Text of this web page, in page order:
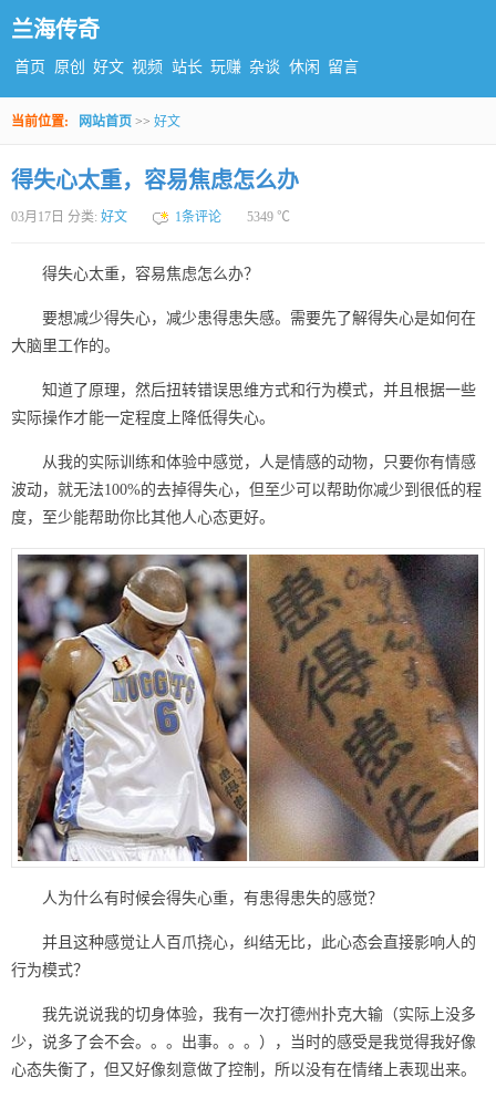
兰海传奇
首页 原创 好文 视频 站长 玩赚 杂谈 休闲 留言
当前位置: 网站首页 >> 好文
得失心太重，容易焦虑怎么办
03月17日 分类: 好文 1条评论 5349 ℃
得失心太重，容易焦虑怎么办？
要想减少得失心，减少患得患失感。需要先了解得失心是如何在
大脑里工作的。
知道了原理，然后扭转错误思维方式和行为模式，并且根据一些
实际操作才能一定程度上降低得失心。
从我的实际训练和体验中感觉，人是情感的动物，只要你有情感
波动，就无法100%的去掉得失心，但至少可以帮助你减少到很低的程
度，至少能帮助你比其他人心态更好。
人为什么有时候会得失心重，有患得患失的感觉？
并且这种感觉让人百爪挠心，纠结无比，此心态会直接影响人的
行为模式？
我先说说我的切身体验，我有一次打德州扑克大输（实际上没多
少，说多了会不会。。。出事。。。），当时的感受是我觉得我好像
心态失衡了，但又好像刻意做了控制，所以没有在情绪上表现出来。